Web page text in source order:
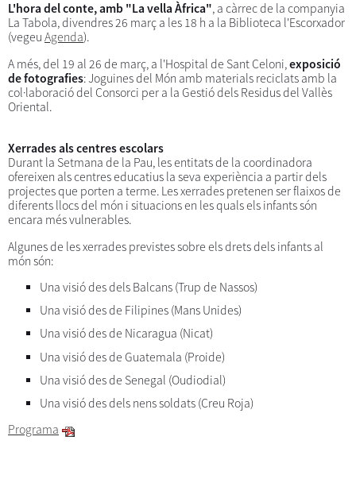
L'hora del conte, amb "La vella Àfrica", a càrrec de la companyia
La Tabola, divendres 26 març a les 18 h a la Biblioteca l'Escorxador
(vegeu Agenda).
A més, del 19 al 26 de març, a l'Hospital de Sant Celoni,exposició
de fotografies: Joguines del Món amb materials reciclats amb la
col·laboració del Consorci per a la Gestió dels Residus del Vallès
Oriental.
Xerrades als centres escolars
Durant la Setmana de la Pau, les entitats de la coordinadora
ofereixen als centres educatius la seva experiència a partir dels
projectes que porten a terme. Les xerrades pretenen ser flaixos de
diferents llocs del món i situacions en les quals els infants són
encara més vulnerables.
Algunes de les xerrades previstes sobre els drets dels infants al
món són:
Una visió des dels Balcans (Trup de Nassos)
Una visió des de Filipines (Mans Unides)
Una visió des de Nicaragua (Nicat)
Una visió des de Guatemala (Proide)
Una visió des de Senegal (Oudiodial)
Una visió des dels nens soldats (Creu Roja)
Programa